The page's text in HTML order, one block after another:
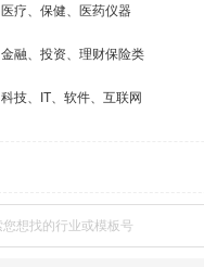
医疗、保健、医药仪器
金融、投资、理财保险类
科技、IT、软件、互联网